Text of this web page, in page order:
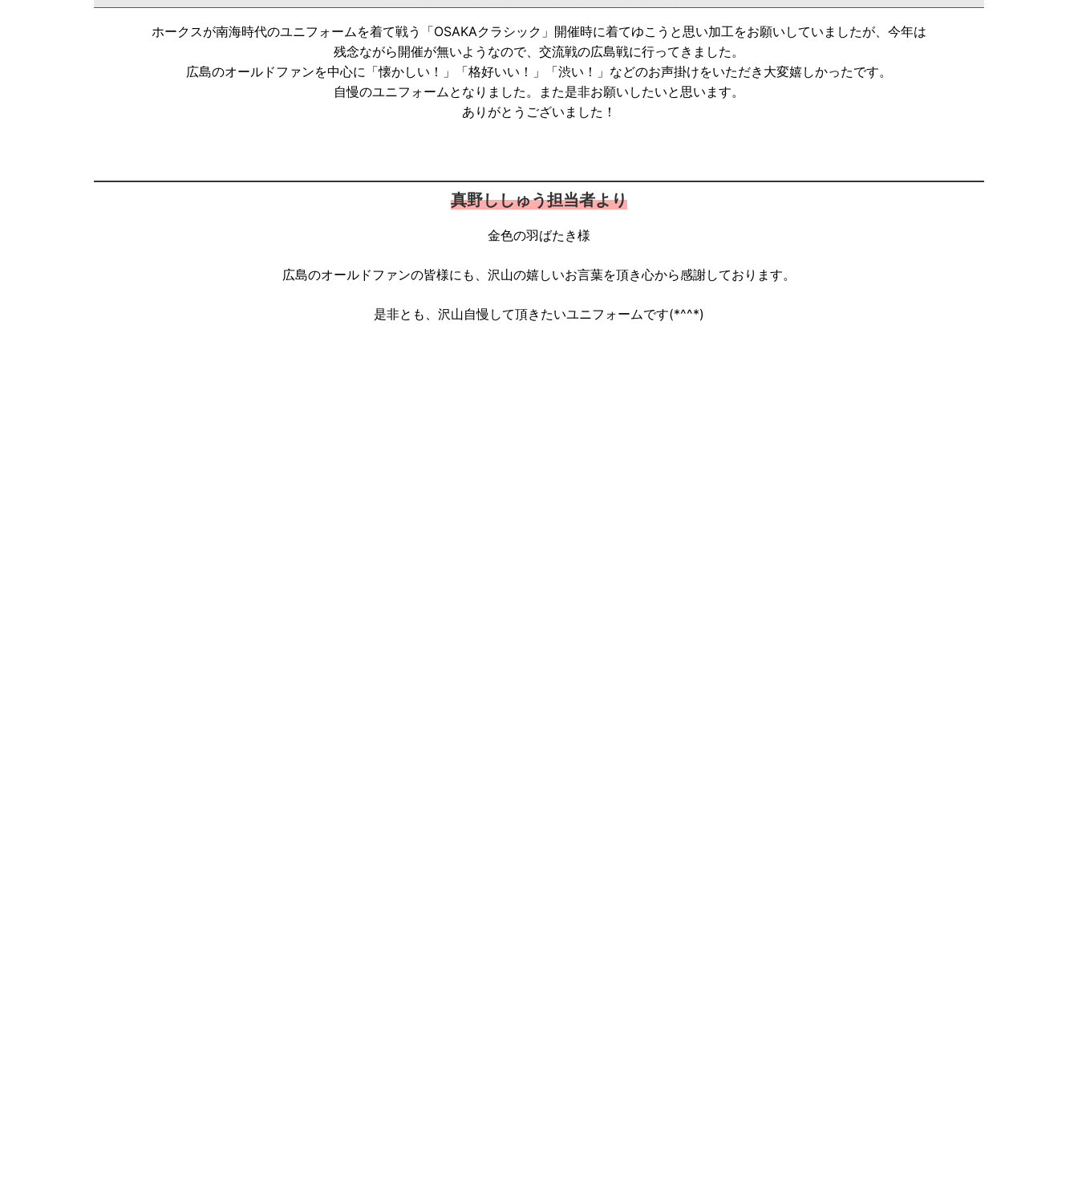
ホークスが南海時代のユニフォームを着て戦う「OSAKAクラシック」 開催時に着てゆこうと思い加工をお願いしていましたが、 今年は
残念ながら開催が無いようなので、 交流戦の広島戦に行ってきました。
広島のオールドファンを中心に「懐かしい！」「格好いい！」「渋い！」などのお声掛けをいただき大変嬉しかったです。
自慢のユニフォームとなりました。
また是非お願いしたいと思います。
ありがとうございました！
真野ししゅう担当者より
金色の羽ばたき様
広島のオールドファンの皆様にも、沢山の嬉しいお言葉を頂き心から感謝しております。
是非とも、沢山自慢して頂きたいユニフォームです(*^^*)